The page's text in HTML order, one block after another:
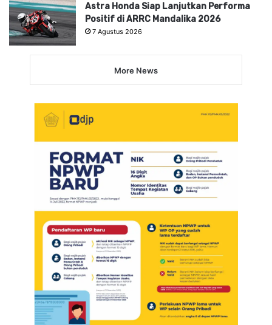
Astra Honda Siap Lanjutkan Performa
Positif di ARRC Mandalika 2026
7 Agustus 2026
More News